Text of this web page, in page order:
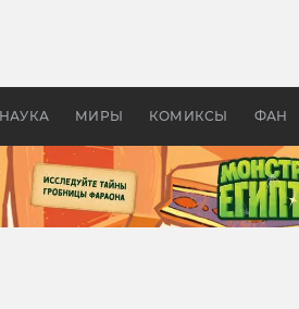
НАУКА МИРЫ КОМИКСЫ ФАН
в России —